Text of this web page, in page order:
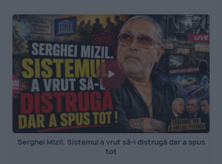
Serghei Mizil. Sistemul a vrut să-l distrugă dar a spus
tot